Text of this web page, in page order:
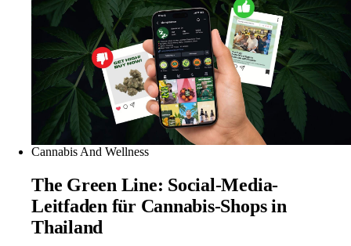
Cannabis And Wellness
The Green Line: Social-Media-
Leitfaden für Cannabis-Shops in
Thailand